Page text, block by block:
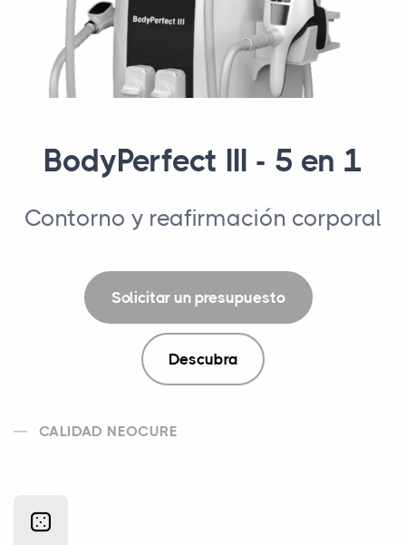
BodyPerfect III - 5 en 1
Contorno y reafirmación corporal
Solicitar un presupuesto
Descubra
CALIDAD NEOCURE